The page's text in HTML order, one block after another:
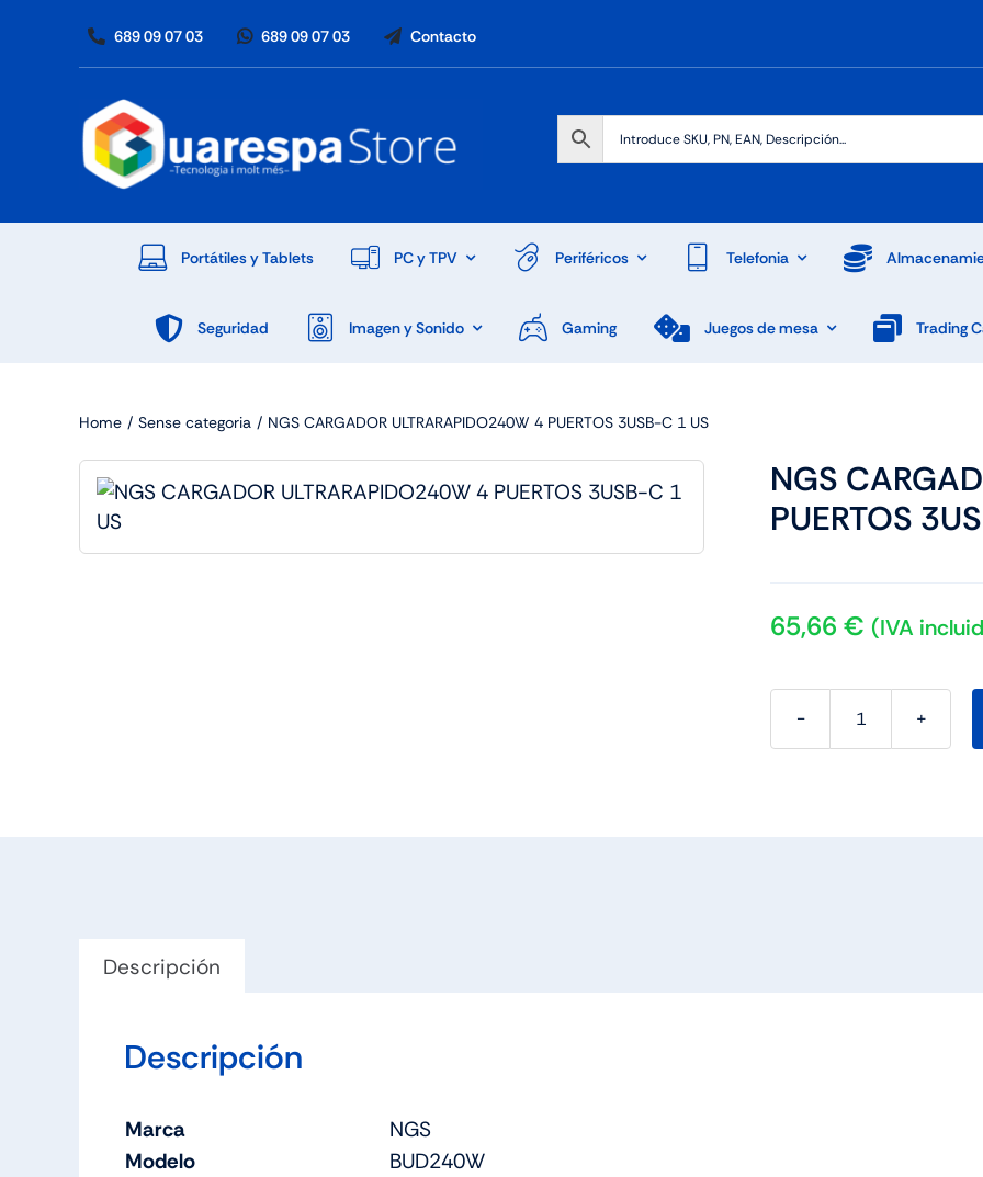
689 09 07 03 689 09 07 03 Contacto
Portátiles y Tablets PC y TPV Periféricos Telefonia
Seguridad Imagen y Sonido Gaming Juegos de mesa Trading
Home Sense categoria NGS CARGADOR ULTRARAPIDO240W 4 PUERTOS 3USB-C 1 US
NGS
PUERTOS
65,66 € (IVA
NGS
Descripción
Descripción
Marca
NGS
Modelo
BUD240W